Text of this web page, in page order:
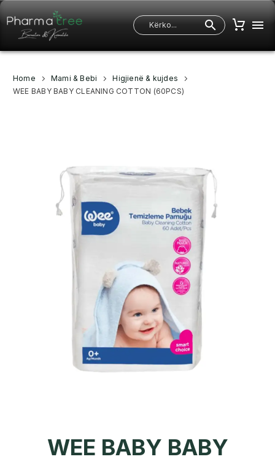
Home Mami & Bebi
Higjienë & kujdes
WEE BABY BABY CLEANING COTTON (60PCS)
WEE BABY BABY